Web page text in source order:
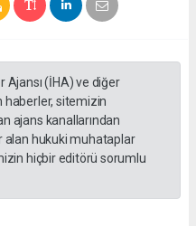
Ajansı (İHA) ve diğer
haberler, sitemizin
ajans kanallarından
alan hukuki muhataplar
hiçbir editörü sorumlu